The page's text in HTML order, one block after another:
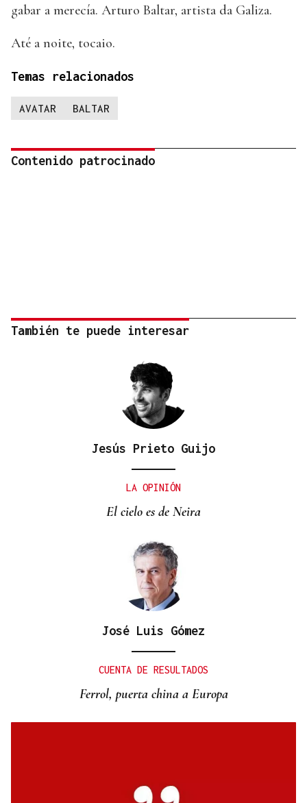
gabar a merecía. Arturo Baltar, artista da Galiza.
Até a noite, tocaio.
Temas relacionados
AVATAR BALTAR
Contenido patrocinado
También te puede interesar
Jesús Prieto Guijo
LA OPINIÓN
El cielo es de Neira
José Luis Gómez
CUENTA DE RESULTADOS
Ferrol, puerta china a Europa